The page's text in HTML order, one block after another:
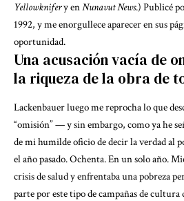
Yellowknifery enNunavut News.) Publicé
1992, y me enorgullece aparecer en sus
oportunidad.
Una acusación vacía de
la riqueza de la obra de
Lackenbauer luego me reprocha lo que
“omisión” — y sin embargo, como ya he
de mi humilde oficio de decir la verdad al
el año pasado. Ochenta. En un solo año.
crisis de salud y enfrentaba una pobreza
parte por este tipo de campañas de cultura